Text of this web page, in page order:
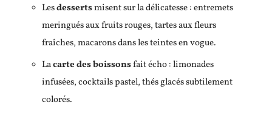
Lesdessertsmisent sur la délicatesse : entremets
meringués aux fruits rouges, tartes aux fleurs
fraîches, macarons dans les teintes en vogue.
Lacarte des boissonsfait écho : limonades
infusées, cocktails pastel, thés glacés subtilement
colorés.